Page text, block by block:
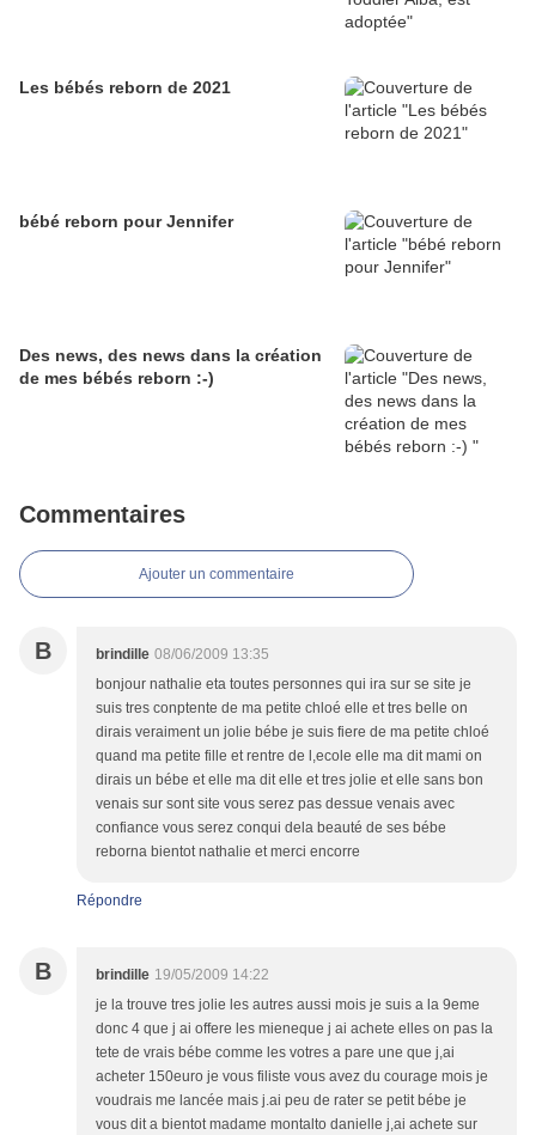
Les bébés reborn de 2021
bébé reborn pour Jennifer
Des news, des news dans la création
de mes bébés reborn :-)
Commentaires
Ajouter un commentaire
B brindille 08/06/2009 13:35
bonjour nathalie eta toutes personnes qui ira sur se site je
suis tres conptente de ma petite chloé elle et tres belle on
dirais veraiment un jolie bébe je suis fiere de ma petite chloé
quand ma petite fille et rentre de l,ecole elle ma dit mami on
dirais un bébe et elle ma dit elle et tres jolie et elle sans bon
venais sur sont site vous serez pas dessue venais avec
confiance vous serez conqui dela beauté de ses bébe
reborna bientot nathalie et merci encorre
Répondre
B brindille 19/05/2009 14:22
je la trouve tres jolie les autres aussi mois je suis a la 9eme
donc 4 que j ai offere les mieneque j ai achete elles on pas la
tete de vrais bébe comme les votres a pare une que j,ai
acheter 150euro je vous filiste vous avez du courage mois je
voudrais me lancée mais j.ai peu de rater se petit bébe je
vous dit a bientot madame montalto danielle j,ai achete sur